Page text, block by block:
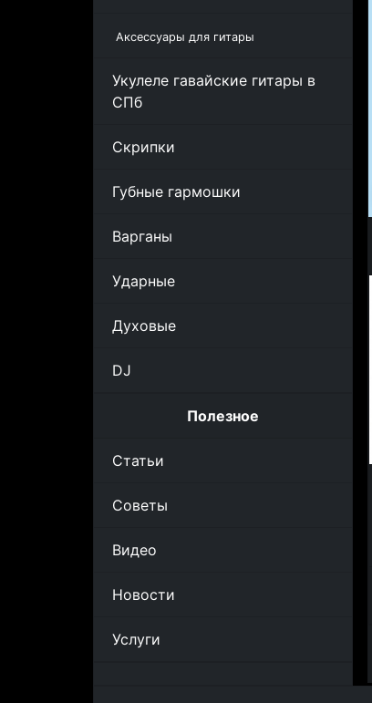
Аксессуары для гитары
Укулеле гавайские гитары в
СПб
Скрипки
Губные гармошки
Варганы
Ударные
Духовые
DJ
Полезное
Статьи
Советы
Видео
Новости
Услуги